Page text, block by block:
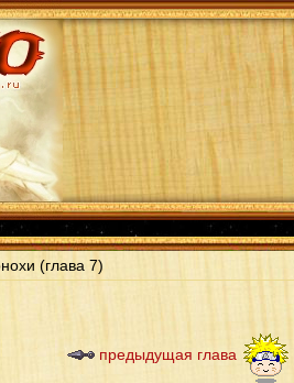
(глава 7)
предыдущая глава